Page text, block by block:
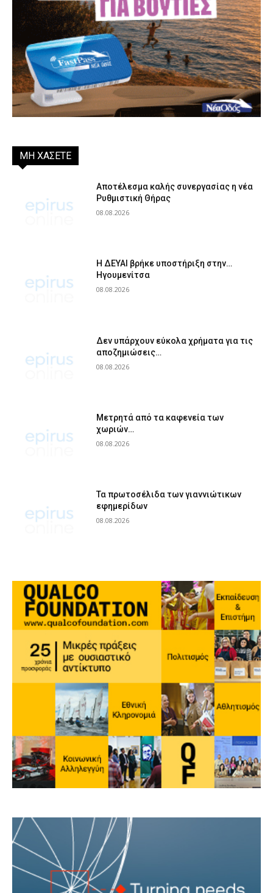
ΜΗ ΧΑΣΕΤΕ
Αποτέλεσμα καλής συνεργασίας η νέα
Ρυθμιστική Θήρας
08.08.2026
Η ΔΕΥΑΙ βρήκε υποστήριξη στην…
Ηγουμενίτσα
08.08.2026
Δεν υπάρχουν εύκολα χρήματα για τις
αποζημιώσεις…
08.08.2026
Μετρητά από τα καφενεία των
χωριών…
08.08.2026
Τα πρωτοσέλιδα των γιαννιώτικων
εφημερίδων
08.08.2026